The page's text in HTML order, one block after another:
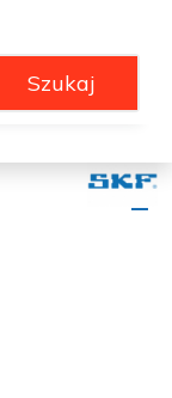
Szukaj